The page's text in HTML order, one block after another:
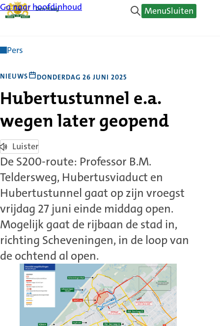
Ga naar hoofdinhoud MenuSluiten
Pers
NIEUWS DONDERDAG 26 JUNI 2025
Hubertustunnel e.a.
wegen later geopend
Luister
De S200-route: Professor B.M.
Teldersweg, Hubertusviaduct en
Hubertustunnel gaat op zijn vroegst
vrijdag 27 juni einde middag open.
Mogelijk gaat de rijbaan de stad in,
richting Scheveningen, in de loop van
de ochtend al open.